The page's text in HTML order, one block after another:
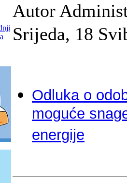
Autor
Srijeda, 18
Odluka o
moguće
energije